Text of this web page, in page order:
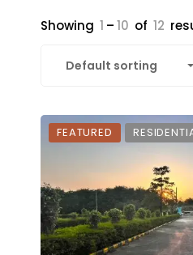
Showing 1 –10 of 12
Default sorting
FEATURED